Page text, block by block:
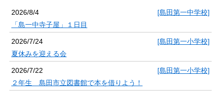
2026/8/4
[島田第一中学校]
「島一中寺子屋」１日目
2026/7/24
[島田第一小学校]
夏休みを迎える会
2026/7/22
[島田第一小学校]
２年生 島田市立図書館で本を借りよう！